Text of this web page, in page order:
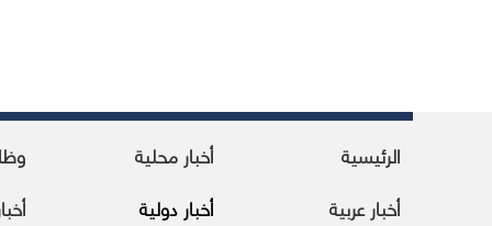
الرئيسية أخبار محلية
أخبار عربية
أخبار دولية